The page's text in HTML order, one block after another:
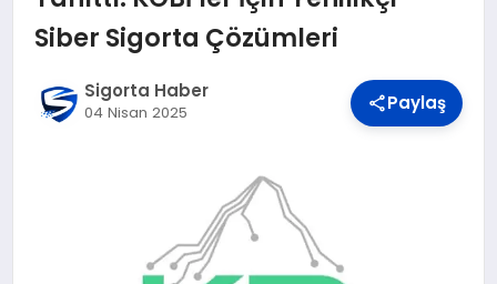
Siber Sigorta Çözümleri
Sigorta Haber
04 Nisan 2025 Paylaş